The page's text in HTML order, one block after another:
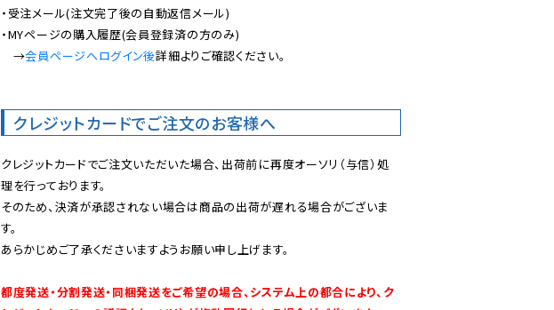
・受注メール(注文完了後の自動返信メール)
・MYページの購入履歴(会員登録済の方のみ)
→会員ページへログイン後詳細よりご確認ください。
クレジットカードでご注文のお客様へ
クレジットカードでご注文いただいた場合、出荷前に再度オーソリ（与信）処
理を行っております。
そのため、決済が承認されない場合は商品の出荷が遅れる場合がございま
す。
あらかじめご了承くださいますようお願い申し上げます。
都度発送・分割発送・同梱発送をご希望の場合、システム上の都合により、ク